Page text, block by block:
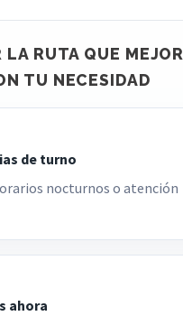
LA RUTA QUE MEJOR
TU NECESIDAD
de turno
nocturnos o atención
ahora